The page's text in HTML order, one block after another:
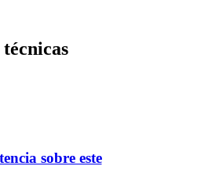
sobre este